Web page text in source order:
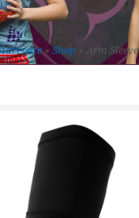
» Shop » Arm Sleeve